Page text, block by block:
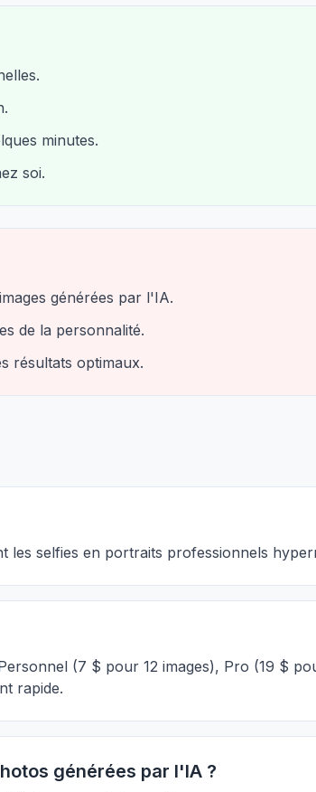
minutes.
soi.
générées par l'IA.
de la personnalité.
résultats optimaux.
selfies en portraits professionnels
(7 $ pour 12 images), Pro (19 $
rapide.
générées par l'IA ?